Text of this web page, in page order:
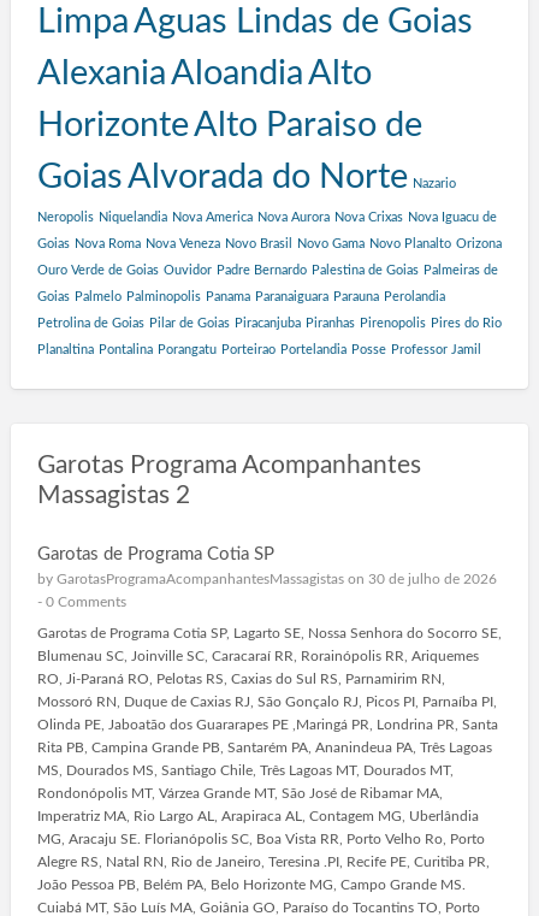
LimpaAguas Lindas de Goias
AlexaniaAloandiaAlto
HorizonteAlto Paraiso de
GoiasAlvorada do Norte Nazario
Neropolis Niquelandia Nova America Nova Aurora Nova Crixas Nova Iguacu de
Goias Nova Roma Nova Veneza Novo Brasil Novo Gama Novo Planalto Orizona
Ouro Verde de Goias Ouvidor Padre Bernardo Palestina de Goias Palmeiras de
Goias Palmelo Palminopolis Panama Paranaiguara Parauna Perolandia
Petrolina de Goias Pilar de Goias Piracanjuba Piranhas Pirenopolis Pires do Rio
Planaltina Pontalina Porangatu Porteirao Portelandia Posse Professor Jamil
Garotas Programa Acompanhantes
Massagistas 2
Garotas de Programa Cotia SP
by GarotasProgramaAcompanhantesMassagistason 30 de julho de 2026
- 0 Comments
Garotas de Programa Cotia SP, Lagarto SE, Nossa Senhora do Socorro SE,
Blumenau SC, Joinville SC, Caracaraí RR, Rorainópolis RR, Ariquemes
RO, Ji-Paraná RO, Pelotas RS, Caxias do Sul RS, Parnamirim RN,
Mossoró RN, Duque de Caxias RJ, São Gonçalo RJ, Picos PI, Parnaíba PI,
Olinda PE, Jaboatão dos Guararapes PE ,Maringá PR, Londrina PR, Santa
Rita PB, Campina Grande PB, Santarém PA, Ananindeua PA, Três Lagoas
MS, Dourados MS, Santiago Chile, Três Lagoas MT, Dourados MT,
Rondonópolis MT, Várzea Grande MT, São José de Ribamar MA,
Imperatriz MA, Rio Largo AL, Arapiraca AL, Contagem MG, Uberlândia
MG, Aracaju SE. Florianópolis SC, Boa Vista RR, Porto Velho Ro, Porto
Alegre RS, Natal RN, Rio de Janeiro, Teresina .PI, Recife PE, Curitiba PR,
João Pessoa PB, Belém PA, Belo Horizonte MG, Campo Grande MS.
Cuiabá MT, São Luís MA, Goiânia GO, Paraíso do Tocantins TO, Porto